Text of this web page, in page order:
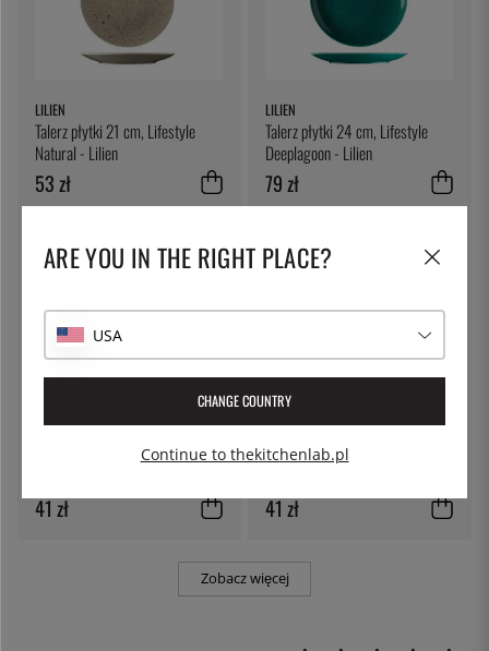
LILIEN
Talerz płytki 21 cm, Lifestyle
Natural - Lilien
53 zł
LILIEN
Talerz płytki 24 cm, Lifestyle
Deeplagoon - Lilien
79 zł
Miska, 13 cm, Lifestyle Natural -
41 zł
Filiżanka do kawy 220 ml,
41 zł
Zobacz więcej
ARE YOU IN THE RIGHT PLACE?
USA
CHANGE COUNTRY
Continue to thekitchenlab.pl